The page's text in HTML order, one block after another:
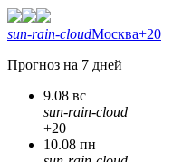
sun-rain-cloudМосква+20
Прогноз на 7 дней
9.08 вс
sun-rain-cloud
+20
10.08 пн